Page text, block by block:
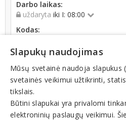
Darbo laikas:
uždaryta iki I: 08:00
Kodas:
Registracijos data:
2009-03-26
Slapukų naudojimas
Mūsų svetainė naudoja slapukus
svetainės veikimui užtikrinti,
tikslais.
Būtini slapukai yra privalomi
elektroninių paslaugų veikimui.